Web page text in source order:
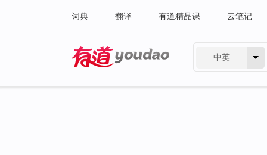
词典 翻译 有道精品课 云笔记
中英